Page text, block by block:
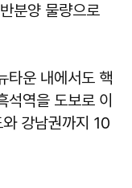
분양 물량으로
타운 내에서도 핵
역을 도보로 이
강남권까지 10